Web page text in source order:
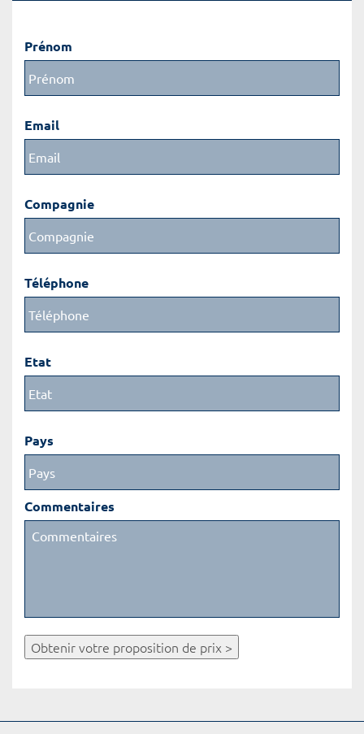
Prénom
Email
Compagnie
Téléphone
Etat
Pays
Commentaires
Obtenir votre proposition de prix >